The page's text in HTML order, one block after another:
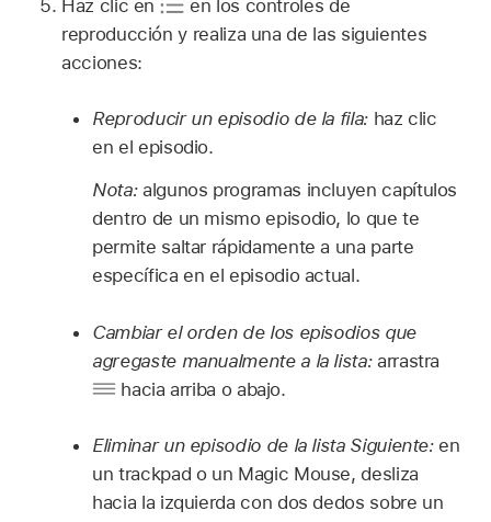
Haz clic en
en los controles de
reproducción y realiza una de las siguientes
acciones:
Reproducir un episodio de la fila:haz clic
en el episodio.
Nota: algunos programas incluyen capítulos
dentro de un mismo episodio, lo que te
permite saltar rápidamente a una parte
específica en el episodio actual.
Cambiar el orden de los episodios que
agregaste manualmente a la lista:arrastra
hacia arriba o abajo.
Eliminar un episodio de la lista Siguiente:en
un trackpad o un Magic Mouse, desliza
hacia la izquierda con dos dedos sobre un